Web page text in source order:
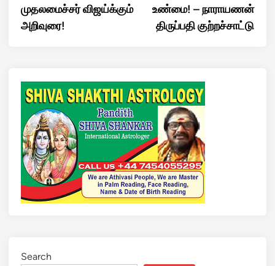
முதலமைச்சர் விஜய்க்கும்
அறிவுரை!
உண்மை! – நாராயணன்
திருப்பதி குற்றச்சாட்டு
Search